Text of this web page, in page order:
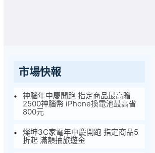
市場快報
神腦年中慶開跑 指定商品最高贈
2500神腦幣 iPhone換電池最高省
800元
燦坤3C家電年中慶開跑 指定商品5
折起 滿額抽旅遊金